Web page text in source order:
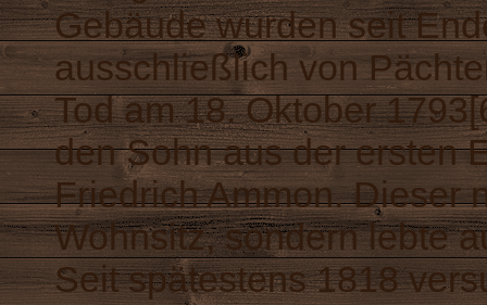
Gebäude wurden seit
ausschließlich von
Tod am 18. Oktober
den Sohn aus der ersten
Friedrich Ammon. Dieser
Wohnsitz, sondern lebte
Seit spätestens 1818